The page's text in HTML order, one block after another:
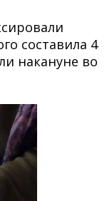
составила 4
накануне во